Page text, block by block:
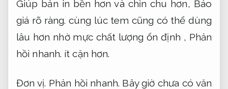
Giúp bản in bền hơn và chỉn chu hơn, Báo
giá rõ ràng. cùng lúc tem cũng có thể dùng
lâu hơn nhờ mực chất lượng ổn định , Phản
hồi nhanh. ít cặn hơn.
Đơn vị. Phản hồi nhanh. Bây giờ chưa có văn